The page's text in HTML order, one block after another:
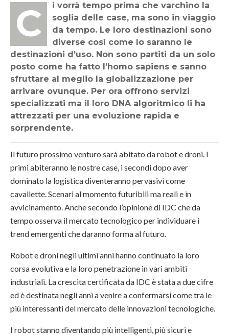
Ci vorrà tempo prima che varchino la
soglia delle case, ma sono in viaggio
da tempo. Le loro destinazioni sono
diverse così come lo saranno le
destinazioni d’uso. Non sono partiti da un solo
posto come ha fatto l’homo sapiens e sanno
sfruttare al meglio la globalizzazione per
arrivare ovunque. Per ora offrono servizi
specializzati ma il loro DNA algoritmico li ha
attrezzati per una evoluzione rapida e
sorprendente.
Il futuro prossimo venturo sarà abitato da robot e droni. I
primi abiteranno le nostre case, i secondi dopo aver
dominato la logistica diventeranno pervasivi come
cavallette. Scenari al momento futuribili ma reali e in
avvicinamento. Anche secondo l’opinione di IDC che da
tempo osserva il mercato tecnologico per individuare i
trend emergenti che daranno forma al futuro.
Robot e droni negli ultimi anni hanno continuato la loro
corsa evolutiva e la loro penetrazione in vari ambiti
industriali. La crescita certificata da IDC è stata a due cifre
ed è destinata negli anni a venire a confermarsi come tra le
più interessanti del mercato delle innovazioni tecnologiche.
I robot stanno diventando più intelligenti, più sicuri e